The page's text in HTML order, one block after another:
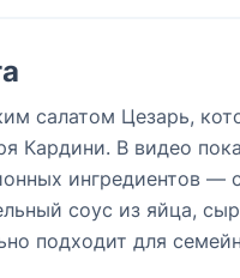
салатом Цезарь,
Кардини. В видео
ингредиентов —
соус из яйца,
подходит для